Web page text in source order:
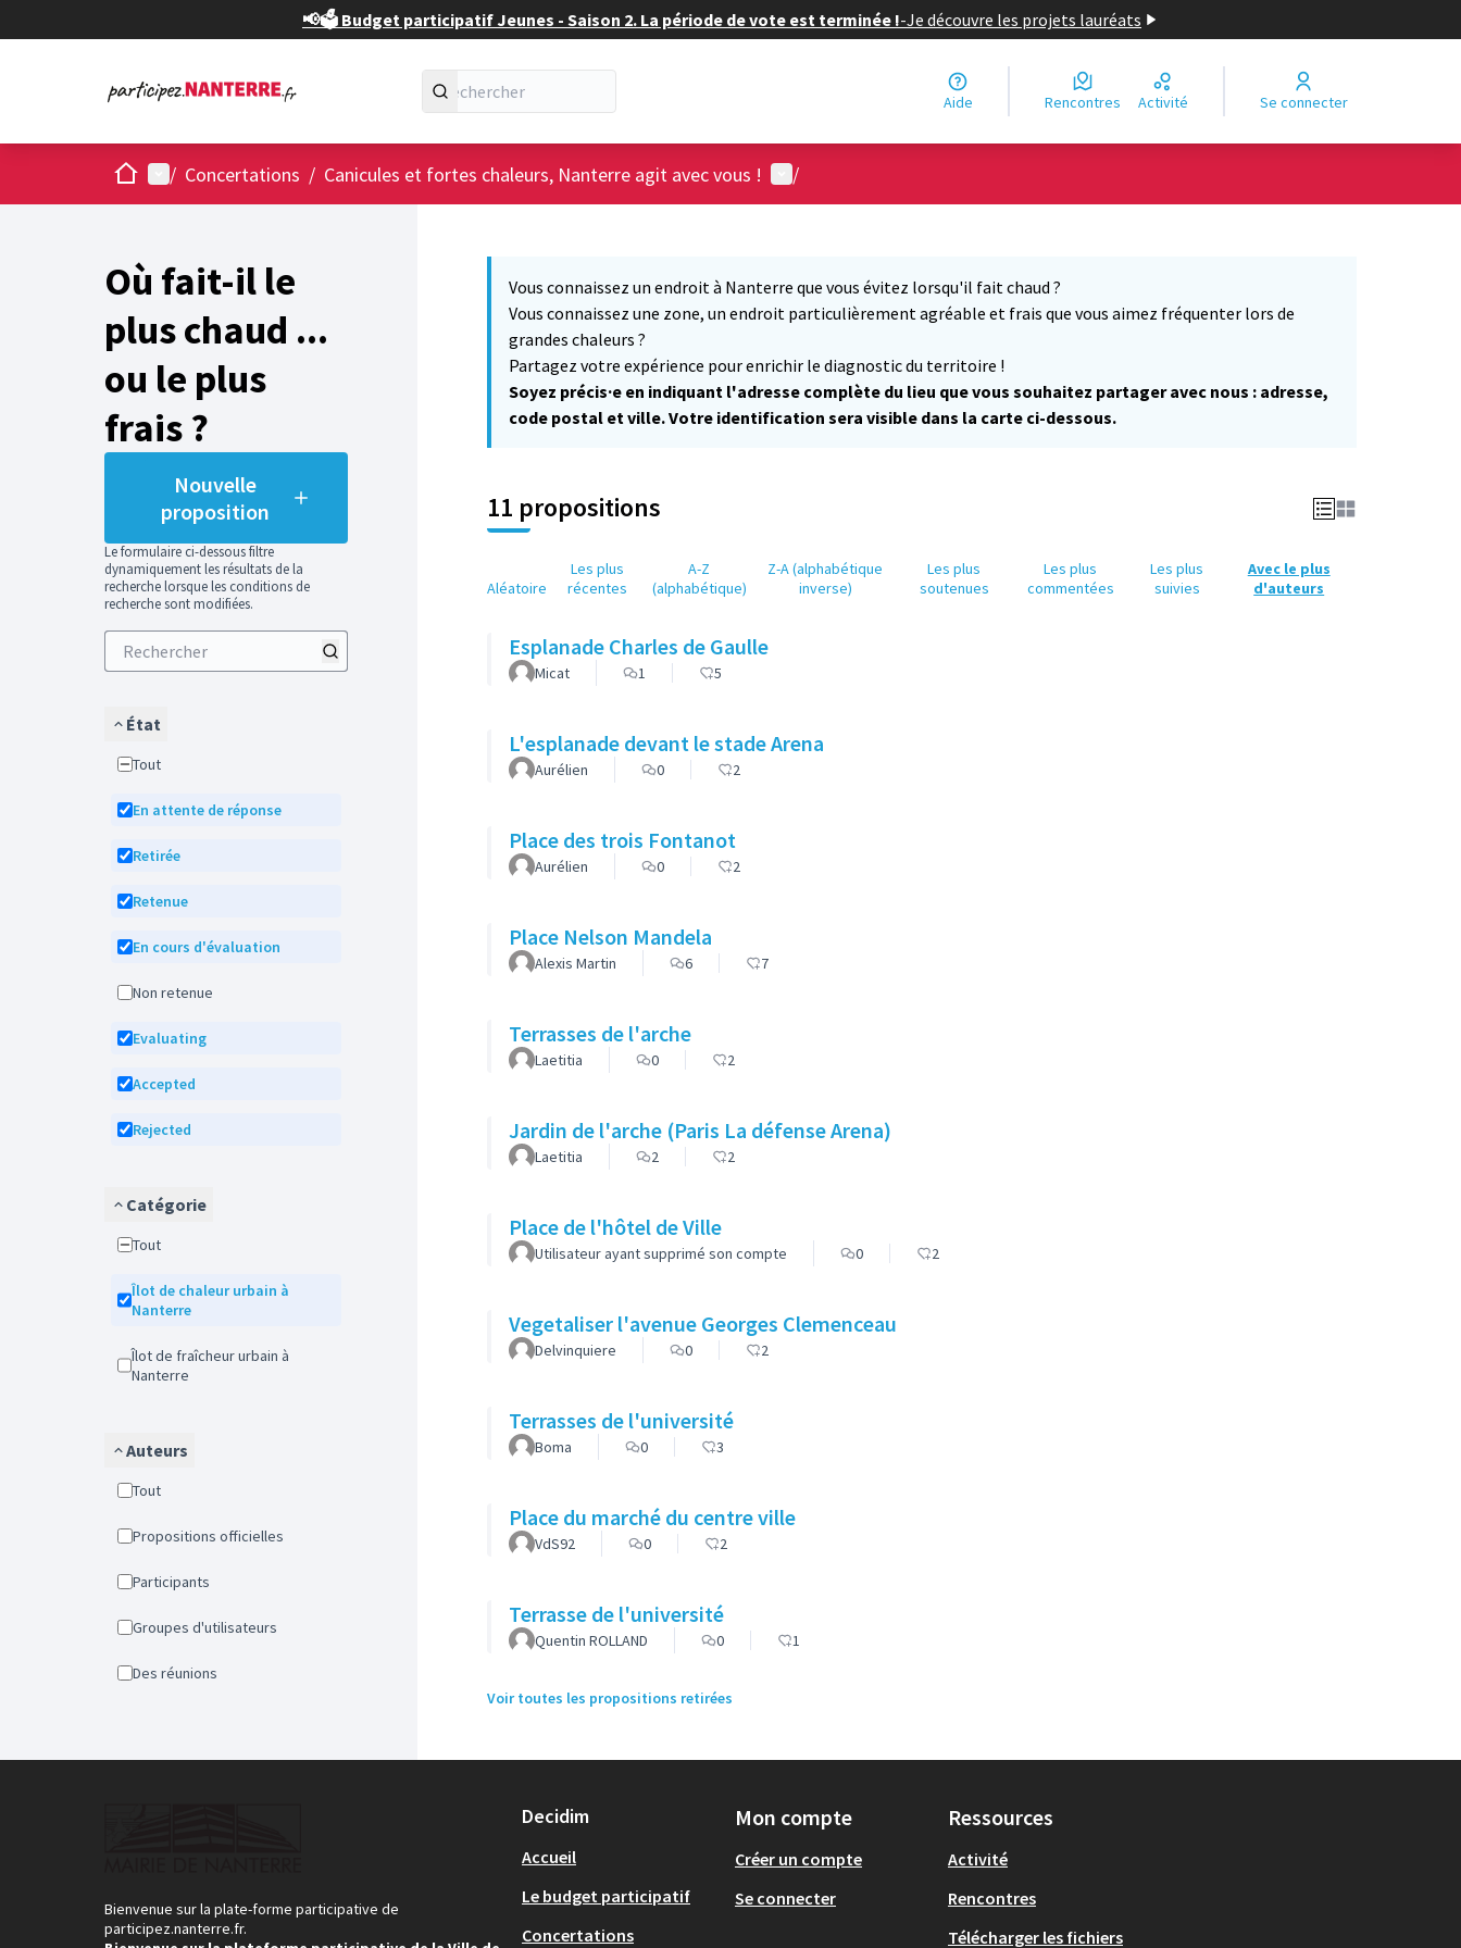
📢🗳️ Budget participatif Jeunes - Saison 2. La période de vote est terminée !-Je découvre les projets lauréats
Aide Rencontres Activité Se connecter
AccueilMenu principal
/ Concertations / Canicules et fortes chaleurs, Nanterre agit avec vous ! Menu utilisateur
/
Où fait-il le
plus chaud ...
ou le plus
frais ?
Nouvelle
proposition
Le formulaire ci-dessous filtre
dynamiquement les résultats de la
recherche lorsque les conditions de
recherche sont modifiées.
État
Tout
En attente de réponse
Retirée
Retenue
En cours d'évaluation
Non retenue
Evaluating
Accepted
Rejected
Catégorie
Tout
Îlot de chaleur urbain à
Nanterre
Îlot de fraîcheur urbain à
Nanterre
Auteurs
Tout
Propositions officielles
Participants
Groupes d'utilisateurs
Des réunions
Vous connaissez un endroit à Nanterre que vous évitez lorsqu'il fait chaud ?
Vous connaissez une zone, un endroit particulièrement agréable et frais que vous aimez fréquenter lors de
grandes chaleurs ?
Partagez votre expérience pour enrichir le diagnostic du territoire !
Soyez précis·e en indiquant l'adresse complète du lieu que vous souhaitez partager avec nous : adresse,
code postal et ville. Votre identification sera visible dans la carte ci-dessous.
11 propositions
Aléatoire
Les plus
récentes
A-Z
(alphabétique)
Z-A (alphabétique
inverse)
Les plus
soutenues
Les plus
commentées
Les plus
suivies
Avec le plus
d'auteurs
Esplanade Charles de Gaulle
Micat 1 5
L'esplanade devant le stade Arena
Aurélien 0 2
Place des trois Fontanot
Aurélien 0 2
Place Nelson Mandela
Alexis Martin 6 7
Terrasses de l'arche
Laetitia 0 2
Jardin de l'arche (Paris La défense Arena)
Laetitia 2 2
Place de l'hôtel de Ville
Utilisateur ayant supprimé son compte 0 2
Vegetaliser l'avenue Georges Clemenceau
Delvinquiere 0 2
Terrasses de l'université
Boma 0 3
Place du marché du centre ville
VdS92 0 2
Terrasse de l'université
Quentin ROLLAND 0 1
Voir toutes les propositions retirées
Bienvenue sur la plate-forme participative de
participez.nanterre.fr.
Decidim
Accueil
Le budget participatif
Concertations
Mon compte
Créer un compte
Se connecter
Ressources
Activité
Rencontres
Télécharger les fichiers